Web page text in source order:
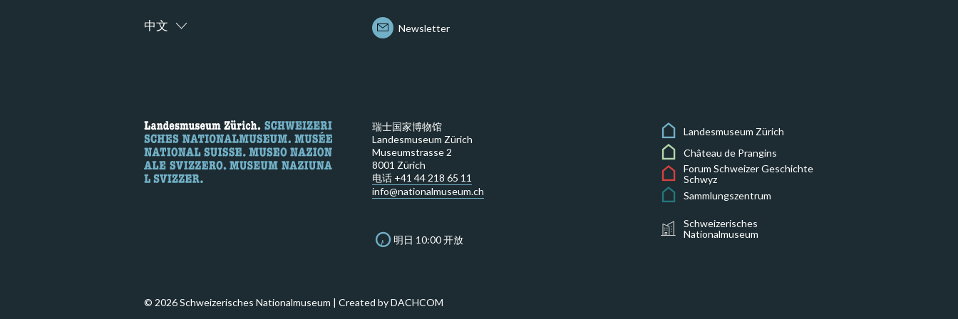
中文 Newsletter
瑞士国家博物馆
Landesmuseum Zürich
Museumstrasse 2
8001 Zürich
电话 +41 44 218 65 11
info@nationalmuseum.ch
明日 10:00 开放
Landesmuseum Zürich
Château de Prangins
Forum Schweizer Geschichte
Schwyz
Sammlungszentrum
Schweizerisches
Nationalmuseum
© 2026 Schweizerisches Nationalmuseum | Created byDACHCOM